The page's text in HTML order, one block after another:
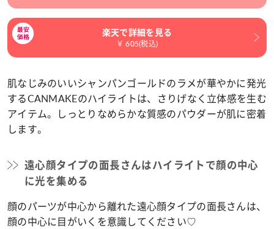
楽天で詳細を見る
￥ 605(税込)
肌なじみのいいシャンパンゴールドのラメが華やかに発光
するCANMAKEのハイライトは、さりげなく立体感を生む
アイテム。しっとりなめらかな質感のパウダーが肌に密着
します。
遠心顔タイプの面長さんはハイライトで顔の中心
に光を集める
顔のパーツが中心から離れた遠心顔タイプの面長さんは、
顔の中心に目がいくを意識してください♡